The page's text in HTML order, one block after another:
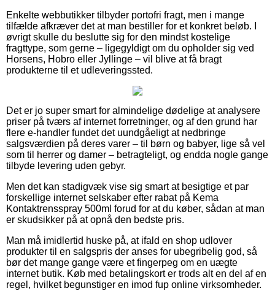
Enkelte webbutikker tilbyder portofri fragt, men i mange
tilfælde afkræver det at man bestiller for et konkret beløb. I
øvrigt skulle du beslutte sig for den mindst kostelige
fragttype, som gerne – ligegyldigt om du opholder sig ved
Horsens, Hobro eller Jyllinge – vil blive at få bragt
produkterne til et udleveringssted.
Det er jo super smart for almindelige dødelige at analysere
priser på tværs af internet forretninger, og af den grund har
flere e-handler fundet det uundgåeligt at nedbringe
salgsværdien på deres varer – til børn og babyer, lige så vel
som til herrer og damer – betragteligt, og endda nogle gange
tilbyde levering uden gebyr.
Men det kan stadigvæk vise sig smart at besigtige et par
forskellige internet selskaber efter rabat på Kema
Kontaktrensspray 500ml forud for at du køber, sådan at man
er skudsikker på at opnå den bedste pris.
Man må imidlertid huske på, at ifald en shop udlover
produkter til en salgspris der anses for ubegribelig god, så
bør det mange gange være et fingerpeg om en uægte
internet butik. Køb med betalingskort er trods alt en del af en
regel, hvilket begunstiger en imod fup online virksomheder.